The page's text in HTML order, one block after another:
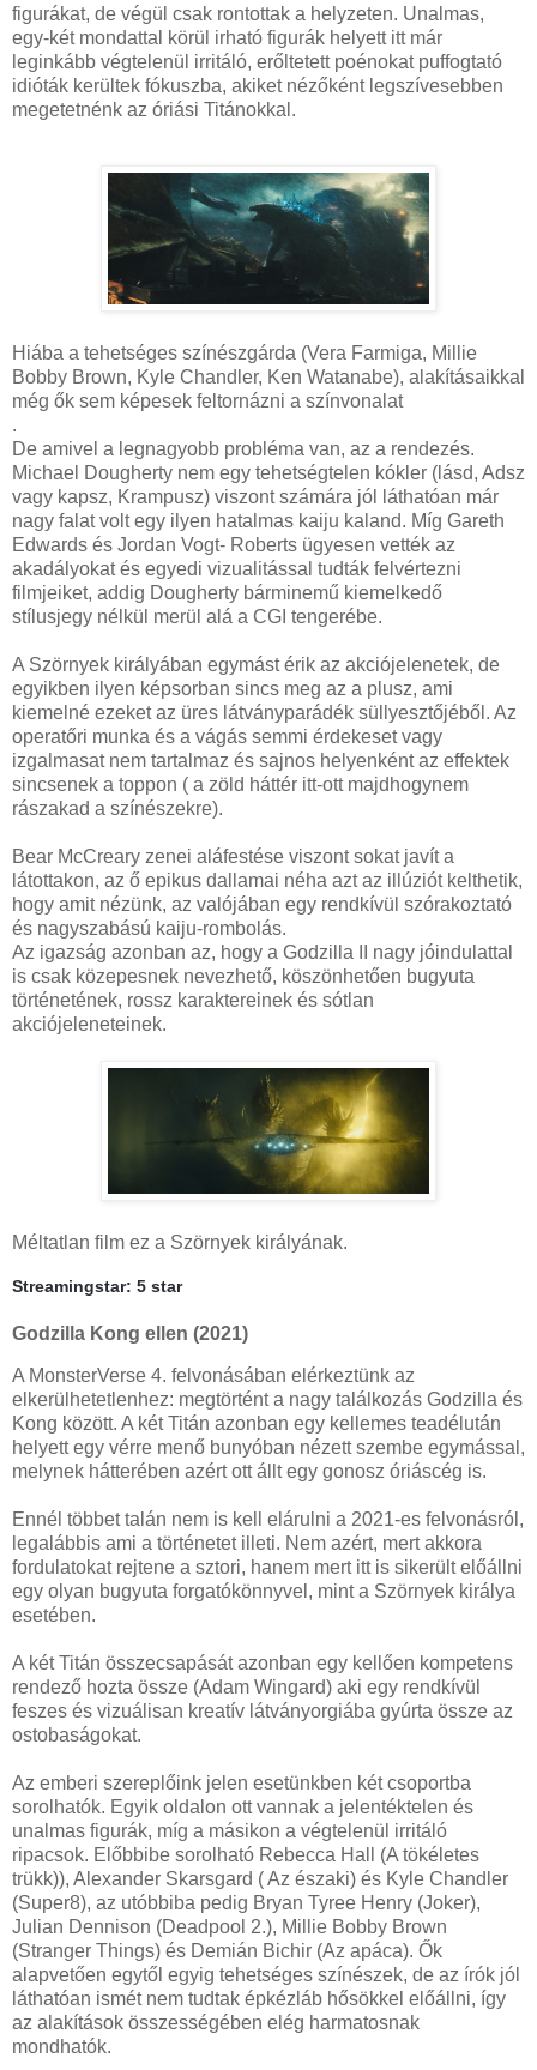
figurákat, de végül csak rontottak a helyzeten. Unalmas,
egy-két mondattal körül irható figurák helyett itt már
leginkább végtelenül irritáló, erőltetett poénokat puffogtató
idióták kerültek fókuszba, akiket nézőként legszívesebben
megetetnénk az óriási Titánokkal.
Hiába a tehetséges színészgárda (Vera Farmiga, Millie
Bobby Brown, Kyle Chandler, Ken Watanabe), alakításaikkal
még ők sem képesek feltornázni a színvonalat
.
De amivel a legnagyobb probléma van, az a rendezés.
Michael Dougherty nem egy tehetségtelen kókler (lásd, Adsz
vagy kapsz, Krampusz) viszont számára jól láthatóan már
nagy falat volt egy ilyen hatalmas kaiju kaland. Míg Gareth
Edwards és Jordan Vogt- Roberts ügyesen vették az
akadályokat és egyedi vizualitással tudták felvértezni
filmjeiket, addig Dougherty bárminemű kiemelkedő
stílusjegy nélkül merül alá a CGI tengerébe.
A Szörnyek királyában egymást érik az akciójelenetek, de
egyikben ilyen képsorban sincs meg az a plusz, ami
kiemelné ezeket az üres látványparádék süllyesztőjéből. Az
operatőri munka és a vágás semmi érdekeset vagy
izgalmasat nem tartalmaz és sajnos helyenként az effektek
sincsenek a toppon ( a zöld háttér itt-ott majdhogynem
rászakad a színészekre).
Bear McCreary zenei aláfestése viszont sokat javít a
látottakon, az ő epikus dallamai néha azt az illúziót kelthetik,
hogy amit nézünk, az valójában egy rendkívül szórakoztató
és nagyszabású kaiju-rombolás.
Az igazság azonban az, hogy a Godzilla II nagy jóindulattal
is csak közepesnek nevezhető, köszönhetően bugyuta
történetének, rossz karaktereinek és sótlan
akciójeleneteinek.
Méltatlan film ez a Szörnyek királyának.
Streamingstar: 5 star
Godzilla Kong ellen (2021)
A MonsterVerse 4. felvonásában elérkeztünk az
elkerülhetetlenhez: megtörtént a nagy találkozás Godzilla és
Kong között. A két Titán azonban egy kellemes teadélután
helyett egy vérre menő bunyóban nézett szembe egymással,
melynek hátterében azért ott állt egy gonosz óriáscég is.
Ennél többet talán nem is kell elárulni a 2021-es felvonásról,
legalábbis ami a történetet illeti. Nem azért, mert akkora
fordulatokat rejtene a sztori, hanem mert itt is sikerült előállni
egy olyan bugyuta forgatókönnyvel, mint a Szörnyek királya
esetében.
A két Titán összecsapását azonban egy kellően kompetens
rendező hozta össze (Adam Wingard) aki egy rendkívül
feszes és vizuálisan kreatív látványorgiába gyúrta össze az
ostobaságokat.
Az emberi szereplőink jelen esetünkben két csoportba
sorolhatók. Egyik oldalon ott vannak a jelentéktelen és
unalmas figurák, míg a másikon a végtelenül irritáló
ripacsok. Előbbibe sorolható Rebecca Hall (A tökéletes
trükk)), Alexander Skarsgard ( Az északi) és Kyle Chandler
(Super8), az utóbbiba pedig Bryan Tyree Henry (Joker),
Julian Dennison (Deadpool 2.), Millie Bobby Brown
(Stranger Things) és Demián Bichir (Az apáca). Ők
alapvetően egytől egyig tehetséges színészek, de az írók jól
láthatóan ismét nem tudtak épkézláb hősökkel előállni, így
az alakítások összességében elég harmatosnak
mondhatók.